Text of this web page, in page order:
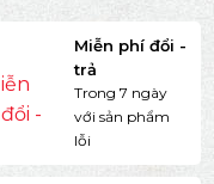
Miễn phí đổi -
trả
Trong 7 ngày
với sản phẩm
lỗi